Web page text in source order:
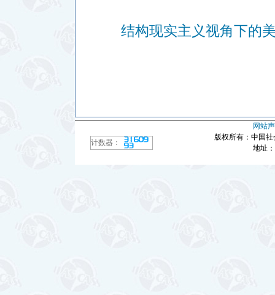
结构现实主义视角下的
计数器：
网站
版权所有：中国
地址